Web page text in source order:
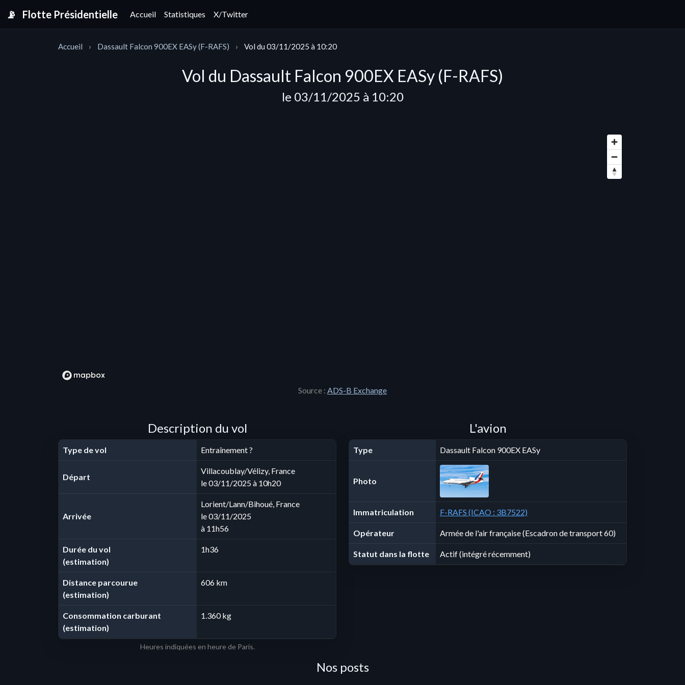
📡 Flotte Présidentielle Accueil Statistiques X/Twitter
Accueil Dassault Falcon 900EX EASy (F-RAFS) Vol du 03/11/2025 à 10:20
Vol du Dassault Falcon 900EX EASy (F-RAFS)
le 03/11/2025 à 10:20
Source : ADS-B Exchange
Description du vol
Type de vol Entraînement ?
Départ
Villacoublay/Vélizy, France
le 03/11/2025 à 10h20
Arrivée
Lorient/Lann/Bihoué, France
le 03/11/2025
à 11h56
Durée du vol
(estimation)
1h36
Distance parcourue
(estimation)
606 km
Consommation carburant
(estimation)
1.360 kg
Heures indiquées en heure de Paris.
L'avion
Type Dassault Falcon 900EX EASy
Photo
Immatriculation F-RAFS (ICAO : 3B7522)
Opérateur Armée de l'air française (Escadron de transport 60)
Statut dans la flotte Actif (intégré récemment)
Nos posts